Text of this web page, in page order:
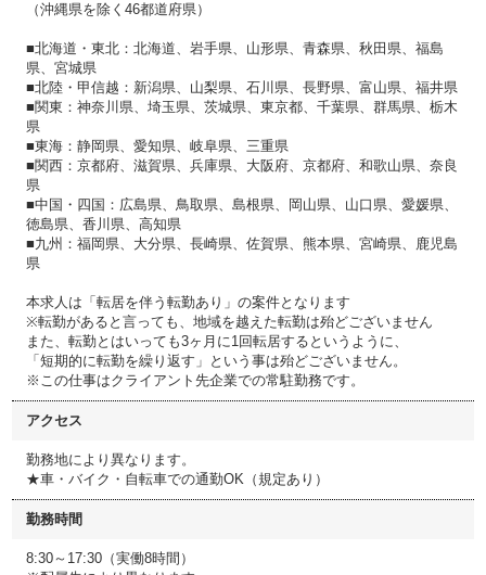
（沖縄県を除く46都道府県）
■北海道・東北：北海道、岩手県、山形県、青森県、秋田県、福島
県、宮城県
■北陸・甲信越：新潟県、山梨県、石川県、長野県、富山県、福井県
■関東：神奈川県、埼玉県、茨城県、東京都、千葉県、群馬県、栃木
県
■東海：静岡県、愛知県、岐阜県、三重県
■関西：京都府、滋賀県、兵庫県、大阪府、京都府、和歌山県、奈良
県
■中国・四国：広島県、鳥取県、島根県、岡山県、山口県、愛媛県、
徳島県、香川県、高知県
■九州：福岡県、大分県、長崎県、佐賀県、熊本県、宮崎県、鹿児島
県
本求人は「転居を伴う転勤あり」の案件となります
※転勤があると言っても、地域を越えた転勤は殆どございません
また、転勤とはいっても3ヶ月に1回転居するというように、
「短期的に転勤を繰り返す」という事は殆どございません。
※この仕事はクライアント先企業での常駐勤務です。
アクセス
勤務地により異なります。
★車・バイク・自転車での通勤OK（規定あり）
勤務時間
8:30～17:30（実働8時間）